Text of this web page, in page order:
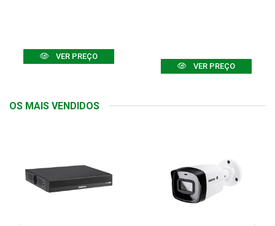
VER PREÇO
VER PREÇO
OS MAIS VENDIDOS